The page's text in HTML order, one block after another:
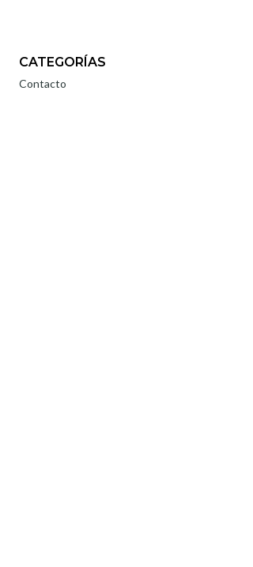
CATEGORÍAS
Contacto